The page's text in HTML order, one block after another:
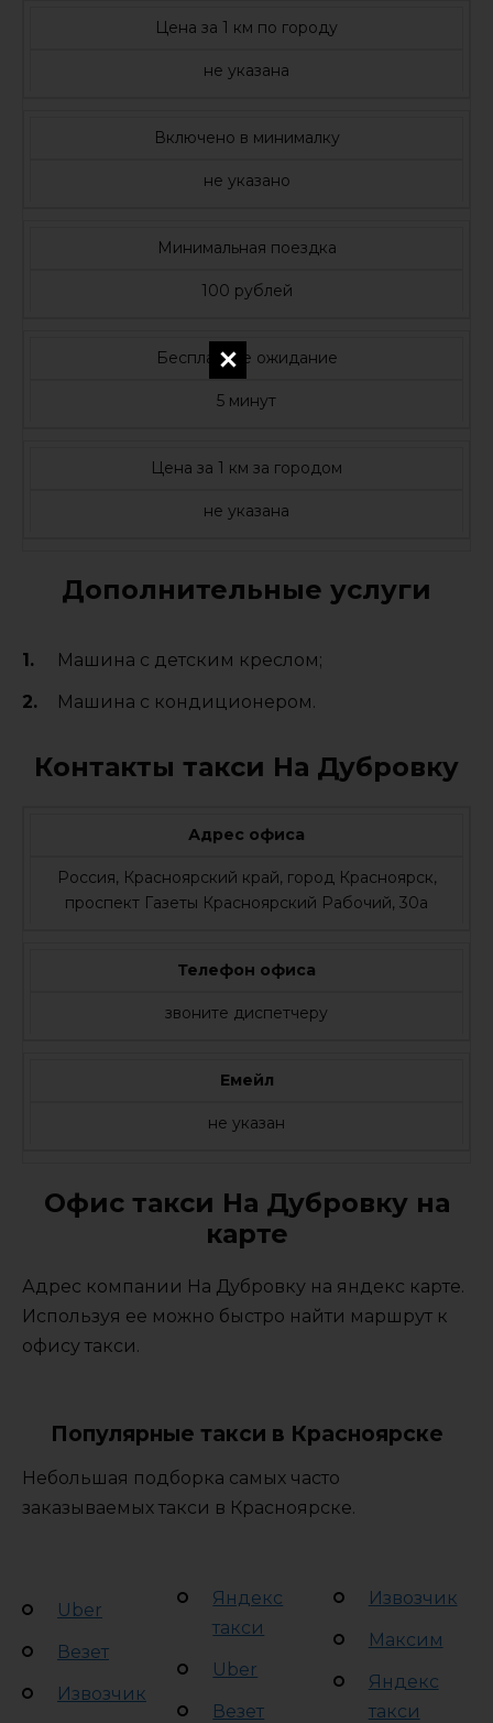
Цена за 1 км по городу
не указана
Включено в минималку
не указано
Минимальная поездка
100 рублей
Бесплатное ожидание
5 минут
Цена за 1 км за городом
не указана
Дополнительные услуги
Машина с детским креслом;
Машина с кондиционером.
Контакты такси На Дубровку
Адрес офиса
Россия, Красноярский край, город Красноярск,
проспект Газеты Красноярский Рабочий, 30а
Телефон офиса
звоните диспетчеру
Емейл
не указан
Офис такси На Дубровку на
карте
Адрес компании На Дубровку на яндекс карте.
Используя ее можно быстро найти маршрут к
офису такси.
Популярные такси в Красноярске
Небольшая подборка самых часто
заказываемых такси в Красноярске.
Uber
Везет
Извозчик
Яндекс
такси
Uber
Везет
Извозчик
Максим
Яндекс
такси